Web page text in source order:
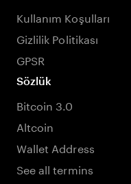
Kullanım Koşulları
Gizlilik Politikası
GPSR
Sözlük
Bitcoin 3.0
Altcoin
Wallet Address
See all termins